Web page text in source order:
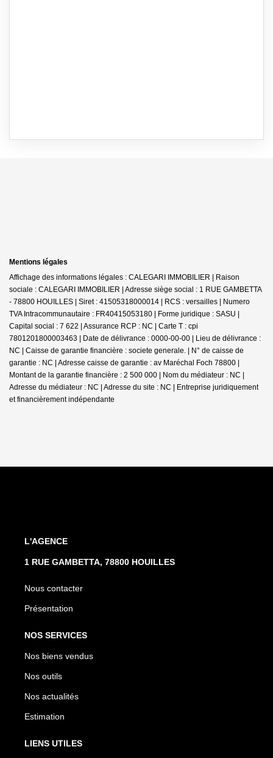
Mentions légales
Affichage des informations légales : CALEGARI IMMOBILIER | Raison
sociale : CALEGARI IMMOBILIER | Adresse siège social : 1 RUE GAMBETTA
- 78800 HOUILLES | Siret : 41505318000014 | RCS : versailles | Numero
TVA Intracommunautaire : FR40415053180 | Forme juridique : SASU |
Capital social : 7 622 | Assurance RCP : NC | Carte T : cpi
7801201800003463 | Date de délivrance : 0000-00-00 | Lieu de délivrance :
NC | Caisse de garantie financière : societe generale. | N° de caisse de
garantie : NC | Adresse caisse de garantie : av Maréchal Foch 78800 |
Montant de la garantie financière : 2 500 000 | Nom du médiateur : NC |
Adresse du médiateur : NC | Adresse du site : NC | Entreprise juridiquement
et financièrement indépendante
L'AGENCE
1 RUE GAMBETTA, 78800 HOUILLES
Nous contacter
Présentation
NOS SERVICES
Nos biens vendus
Nos outils
Nos actualités
Estimation
LIENS UTILES